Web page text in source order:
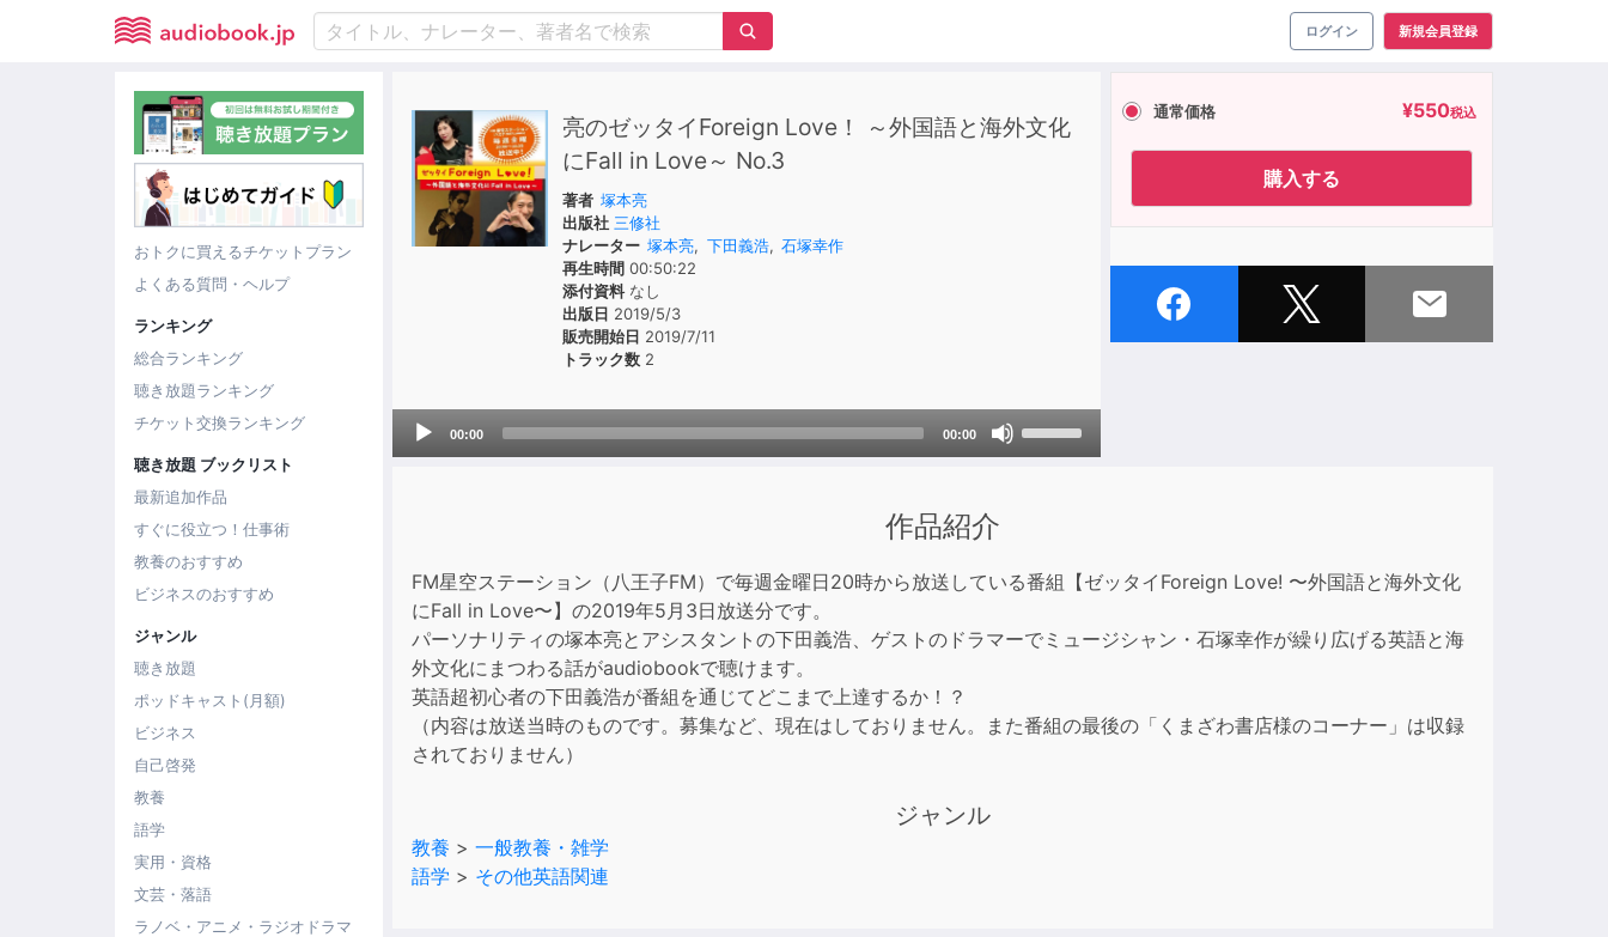
ログイン 新規会員登録
おトクに買えるチケットプラン
よくある質問・ヘルプ
ランキング
総合ランキング
聴き放題ランキング
チケット交換ランキング
聴き放題 ブックリスト
最新追加作品
すぐに役立つ！仕事術
教養のおすすめ
ビジネスのおすすめ
ジャンル
聴き放題
ポッドキャスト(月額)
ビジネス
自己啓発
教養
語学
実用・資格
文芸・落語
ラノベ・アニメ・ラジオドラマ
亮のゼッタイForeign Love！ ～外国語と海外文化
にFall in Love～ No.3
著者 塚本亮
出版社 三修社
ナレーター 塚本亮, 下田義浩, 石塚幸作
再生時間00:50:22
添付資料なし
出版日 2019/5/3
販売開始日 2019/7/11
トラック数2
Audio
00:00 00:00
or
volume.
通常価格 ¥550税込
購入する
作品紹介
FM星空ステーション（八王子FM）で毎週金曜日20時から放送している番組【ゼッタイForeign Love! 〜外国語と海外文化
にFall in Love〜】の2019年5月3日放送分です。
パーソナリティの塚本亮とアシスタントの下田義浩、ゲストのドラマーでミュージシャン・石塚幸作が繰り広げる英語と海
外文化にまつわる話がaudiobookで聴けます。
英語超初心者の下田義浩が番組を通じてどこまで上達するか！？
（内容は放送当時のものです。募集など、現在はしておりません。また番組の最後の「くまざわ書店様のコーナー」は収録
されておりません）
ジャンル
教養 > 一般教養・雑学
語学 > その他英語関連